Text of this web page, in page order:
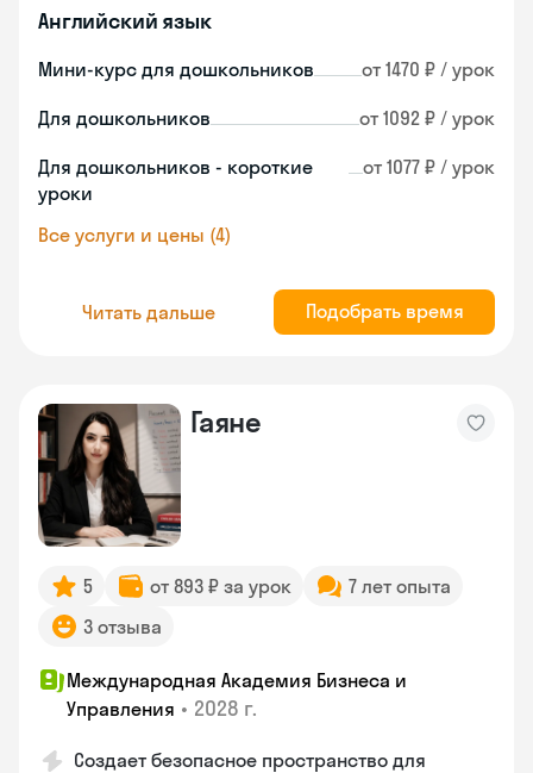
Английский язык
Мини-курс для дошкольников от 1470 ₽ / урок
Для дошкольников от 1092 ₽ / урок
Для дошкольников - короткие
уроки
от 1077 ₽ / урок
Все услуги и цены (4)
Читать дальше Подобрать время
Гаяне
5 от 893 ₽ за урок
7 лет опыта
3 отзыва
Международная Академия Бизнеса и
Управления • 2028 г.
Создает безопасное пространство для